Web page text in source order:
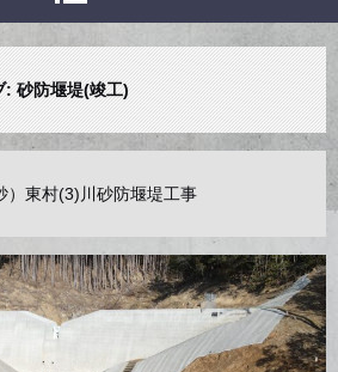
:砂防堰堤(竣工)
）東村(3)川砂防堰堤工事